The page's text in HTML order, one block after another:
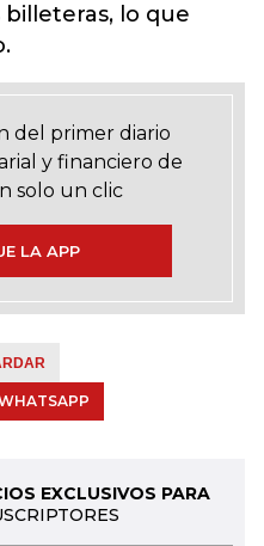
lo que
del primer diario
y financiero de
solo un clic
LA APP
EXCLUSIVOS PARA